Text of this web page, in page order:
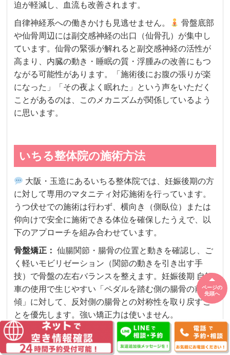
迫が軽減し、血流も改善されます。
自律神経系への働きかけも見逃せません。
骨盤底部
や仙骨周辺には副交感神経の出口（仙骨孔）が集中し
ています。仙骨の緊張が解れると副交感神経の活性が
高まり、内臓の動き・睡眠の質・浮腫みの改善にもつ
ながる可能性があります。「施術後にお腹の張りが楽
になった」「その夜よく眠れた」という声をいただく
ことがあるのは、このメカニズムが関係しているよう
に思います。
いちる整体院の施術方法
大阪・玉造にあるいちる整体院では、妊娠後期の方
に対して専用のマタニティ対応施術を行っています。
うつ伏せでの施術は行わず、横向き（側臥位）または
仰向けで安全に施術できる体位を確保したうえで、以
下のアプローチを組み合わせています。
骨盤矯正： 仙腸関節・腸骨の位置と動きを確認し、ご
く軽いモビリゼーション（関節の動きを引き出す手
技）で骨盤の左右バランスを整えます。妊娠後期 自転
車の使用で生じやすい「ペダルを踏む側の腸骨の前
傾」に対して、反対側の腸骨との対称性を取り戻すこ
とを優先します。強い矯正力は使いません。
筋膜・筋肉へのアプローチ：大腰筋・腸腰筋・梨状
筋・骨盤底筋群に対し、トリガーポイントリリースや
ページの
先頭へ